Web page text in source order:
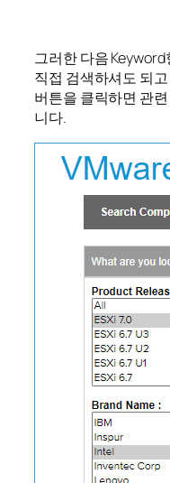
그러한 다음
직접 검색하셔도 되
버튼을 클릭하면 관
니다.